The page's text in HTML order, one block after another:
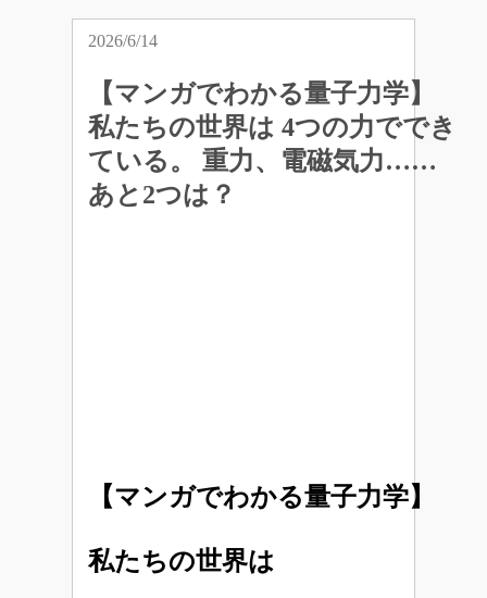
2026/6/14
【マンガでわかる量子力学】
私たちの世界は 4つの力ででき
ている。 重力、電磁気力……
あと2つは？
【マンガでわかる量子力学】
私たちの世界は